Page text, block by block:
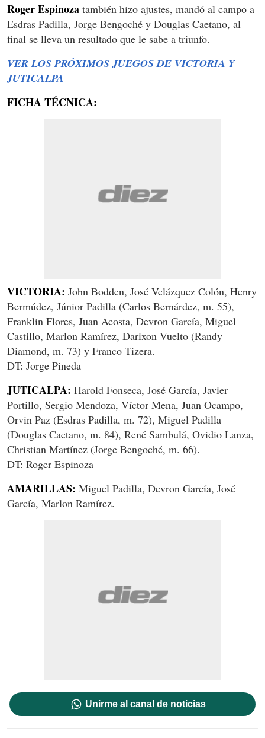
Roger Espinoza también hizo ajustes, mandó al campo a
Esdras Padilla, Jorge Bengoché y Douglas Caetano, al
final se lleva un resultado que le sabe a triunfo.
VER LOS PRÓXIMOS JUEGOS DE VICTORIA Y
JUTICALPA
FICHA TÉCNICA:
VICTORIA: John Bodden, José Velázquez Colón, Henry
Bermúdez, Júnior Padilla (Carlos Bernárdez, m. 55),
Franklin Flores, Juan Acosta, Devron García, Miguel
Castillo, Marlon Ramírez, Darixon Vuelto (Randy
Diamond, m. 73) y Franco Tizera.
DT: Jorge Pineda
JUTICALPA: Harold Fonseca, José García, Javier
Portillo, Sergio Mendoza, Víctor Mena, Juan Ocampo,
Orvin Paz (Esdras Padilla, m. 72), Miguel Padilla
(Douglas Caetano, m. 84), René Sambulá, Ovidio Lanza,
Christian Martínez (Jorge Bengoché, m. 66).
DT: Roger Espinoza
AMARILLAS: Miguel Padilla, Devron García, José
García, Marlon Ramírez.
Unirme al canal de noticias